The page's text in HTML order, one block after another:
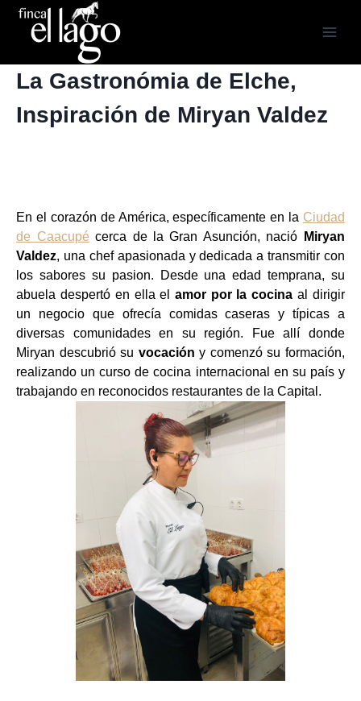
Saltar
contenido
La Gastronómia de Elche,
Inspiración de Miryan Valdez
En el corazón de América, específicamente en la Ciudad
de Caacupé cerca de la Gran Asunción, nació
Miryan
Valdez, una chef apasionada y dedicada a transmitir con
los sabores su pasion. Desde una edad temprana, su
abuela despertó en ella el amor por la cocina al dirigir
un negocio que ofrecía comidas caseras y típicas a
diversas comunidades en su región. Fue allí donde
Miryan descubrió su vocacióny comenzó su formación,
realizando un curso de cocina internacional en su país y
trabajando en reconocidos restaurantes de la Capital.